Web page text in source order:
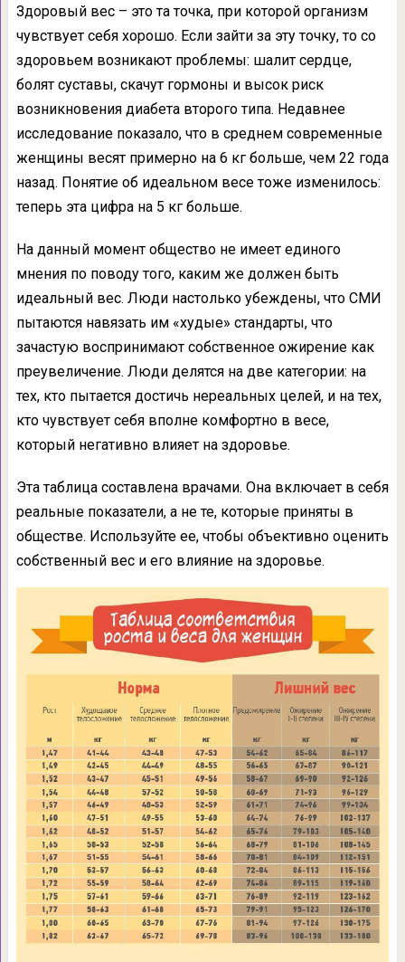
Здоровый вес – это та точка, при которой организм
чувствует себя хорошо. Если зайти за эту точку, то со
здоровьем возникают проблемы: шалит сердце,
болят суставы, скачут гормоны и высок риск
возникновения диабета второго типа. Недавнее
исследование показало, что в среднем современные
женщины весят примерно на 6 кг больше, чем 22 года
назад. Понятие об идеальном весе тоже изменилось:
теперь эта цифра на 5 кг больше.
На данный момент общество не имеет единого
мнения по поводу того, каким же должен быть
идеальный вес. Люди настолько убеждены, что СМИ
пытаются навязать им «худые» стандарты, что
зачастую воспринимают собственное ожирение как
преувеличение. Люди делятся на две категории: на
тех, кто пытается достичь нереальных целей, и на тех,
кто чувствует себя вполне комфортно в весе,
который негативно влияет на здоровье.
Эта таблица составлена врачами. Она включает в себя
реальные показатели, а не те, которые приняты в
обществе. Используйте ее, чтобы объективно оценить
собственный вес и его влияние на здоровье.